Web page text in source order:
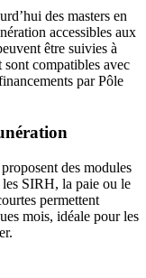
des masters en
accessibles aux
être suivies à
sont compatibles avec
par Pôle
des modules
SIRH, la paie ou le
permettent
mois, idéale pour les